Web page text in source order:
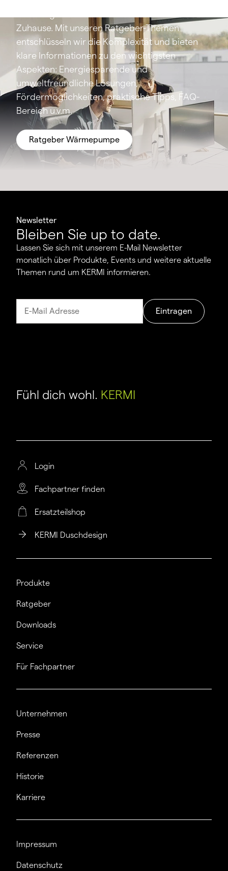
Zuhause. Mit unseren Ratgeber-Themen
entschlüsseln wir die Komplexität und bieten
klare Informationen zu den wichtigsten
Aspekten: Energiesparende und
umweltfreundliche Lösungen,
Fördermöglichkeiten, praktische Tipps, FAQ-
Bereich u.v.m.
Ratgeber Wärmepumpe
Newsletter
Bleiben Sie up to date.
Lassen Sie sich mit unserem E-Mail Newsletter
monatlich über Produkte, Events und weitere aktuelle
Themen rund um KERMI informieren.
Eintragen
Fühl dich wohl. KERMI
Login
Fachpartner finden
Ersatzteilshop
KERMI Duschdesign
Produkte
Ratgeber
Downloads
Service
Für Fachpartner
Unternehmen
Presse
Referenzen
Historie
Karriere
Impressum
Datenschutz